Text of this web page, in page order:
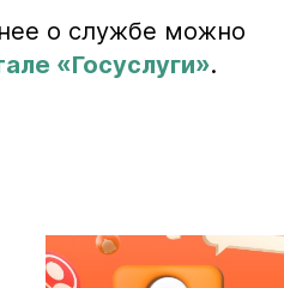
о службе можно
«Госуслуги».